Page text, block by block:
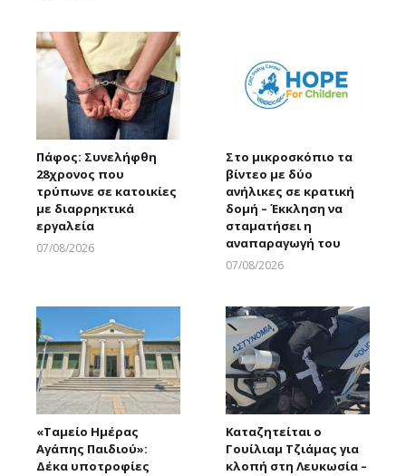
Πάφος: Συνελήφθη
28χρονος που
τρύπωνε σε κατοικίες
με διαρρηκτικά
εργαλεία
07/08/2026
Στο μικροσκόπιο τα
βίντεο με δύο
ανήλικες σε κρατική
δομή – Έκκληση να
σταματήσει η
αναπαραγωγή του
07/08/2026
«Ταμείο Ημέρας
Αγάπης Παιδιού»:
Δέκα υποτροφίες
Καταζητείται ο
Γουίλιαμ Τζιάμας για
κλοπή στη Λευκωσία –